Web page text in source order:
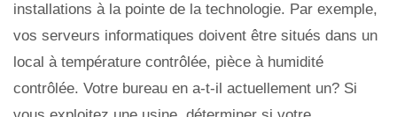
installations à la pointe de la technologie. Par exemple,
vos serveurs informatiques doivent être situés dans un
local à température contrôlée, pièce à humidité
contrôlée. Votre bureau en a-t-il actuellement un? Si